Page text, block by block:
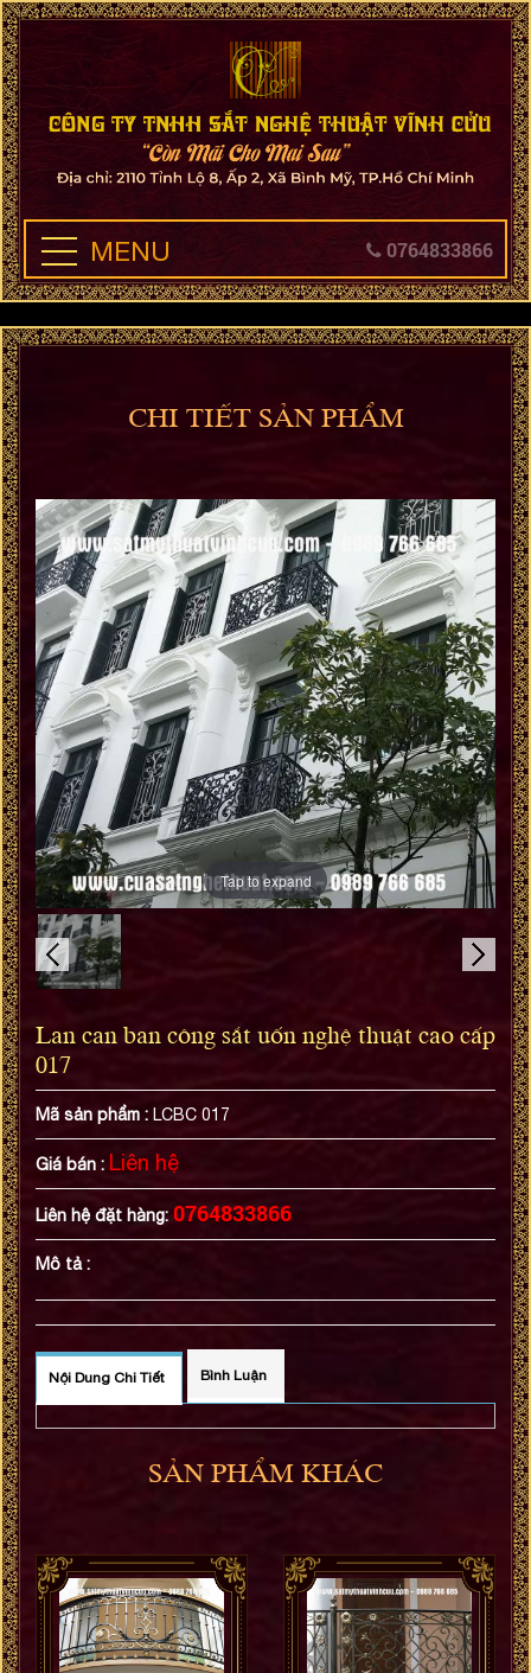
MENU 0764833866
CHI TIẾT SẢN PHẨM
Tap to expand
Lan can ban công sắt uốn nghệ thuật cao cấp
017
Mã sản phẩm : LCBC 017
Giá bán : Liên hệ
Liên hệ đặt hàng: 0764833866
Mô tả :
Nội Dung Chi Tiết Bình Luận
SẢN PHẨM KHÁC